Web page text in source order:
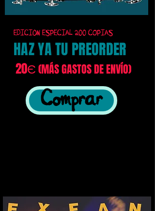
EDICIÓN ESPECIAL 200 COPIAS
HAZ YA TU PREORDER
20Є(MÁS GASTOS DE ENVÍO)
Comprar